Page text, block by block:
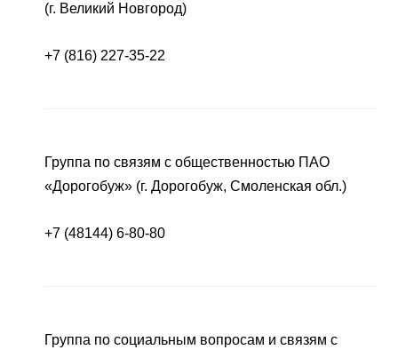
(г. Великий Новгород)
+7 (816) 227-35-22
Группа по связям с общественностью ПАО
«Дорогобуж» (г. Дорогобуж, Смоленская обл.)
+7 (48144) 6-80-80
Группа по социальным вопросам и связям с